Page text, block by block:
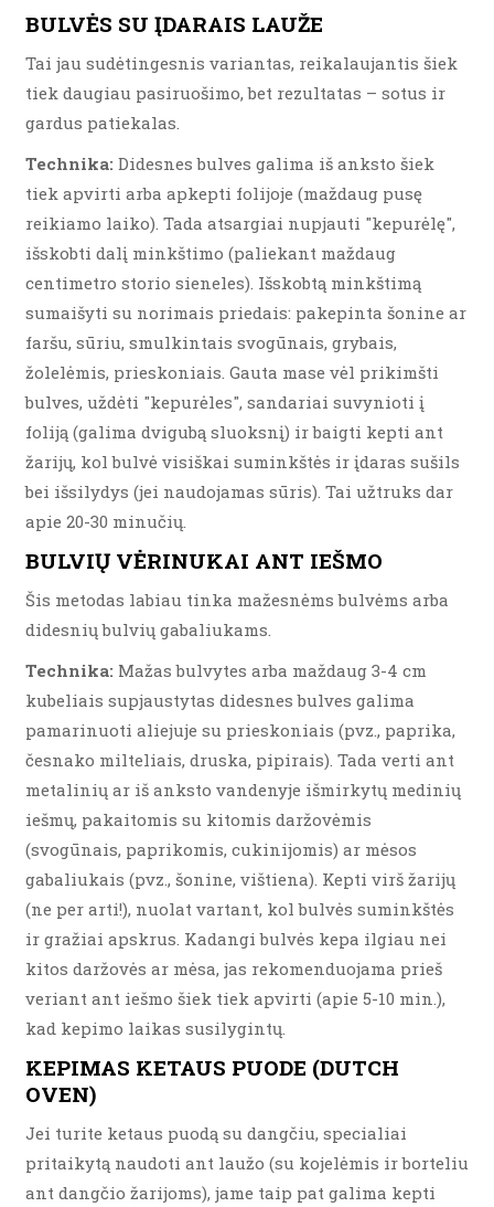
BULVĖS SU ĮDARAIS LAUŽE
Tai jau sudėtingesnis variantas, reikalaujantis šiek
tiek daugiau pasiruošimo, bet rezultatas – sotus ir
gardus patiekalas.
Technika: Didesnes bulves galima iš anksto šiek
tiek apvirti arba apkepti folijoje (maždaug pusę
reikiamo laiko). Tada atsargiai nupjauti "kepurėlę",
išskobti dalį minkštimo (paliekant maždaug
centimetro storio sieneles). Išskobtą minkštimą
sumaišyti su norimais priedais: pakepinta šonine ar
faršu, sūriu, smulkintais svogūnais, grybais,
žolelėmis, prieskoniais. Gauta mase vėl prikimšti
bulves, uždėti "kepurėles", sandariai suvynioti į
foliją (galima dvigubą sluoksnį) ir baigti kepti ant
žarijų, kol bulvė visiškai suminkštės ir įdaras sušils
bei išsilydys (jei naudojamas sūris). Tai užtruks dar
apie 20-30 minučių.
BULVIŲ VĖRINUKAI ANT IEŠMO
Šis metodas labiau tinka mažesnėms bulvėms arba
didesnių bulvių gabaliukams.
Technika: Mažas bulvytes arba maždaug 3-4 cm
kubeliais supjaustytas didesnes bulves galima
pamarinuoti aliejuje su prieskoniais (pvz., paprika,
česnako milteliais, druska, pipirais). Tada verti ant
metalinių ar iš anksto vandenyje išmirkytų medinių
iešmų, pakaitomis su kitomis daržovėmis
(svogūnais, paprikomis, cukinijomis) ar mėsos
gabaliukais (pvz., šonine, vištiena). Kepti virš žarijų
(ne per arti!), nuolat vartant, kol bulvės suminkštės
ir gražiai apskrus. Kadangi bulvės kepa ilgiau nei
kitos daržovės ar mėsa, jas rekomenduojama prieš
veriant ant iešmo šiek tiek apvirti (apie 5-10 min.),
kad kepimo laikas susilygintų.
KEPIMAS KETAUS PUODE (DUTCH
OVEN)
Jei turite ketaus puodą su dangčiu, specialiai
pritaikytą naudoti ant laužo (su kojelėmis ir borteliu
ant dangčio žarijoms), jame taip pat galima kepti